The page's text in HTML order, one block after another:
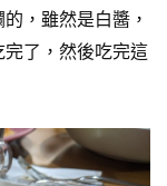
，雖然是白醬，
了，然後吃完這